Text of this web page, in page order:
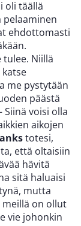
oli täällä
pelaaminen
ehdottomasti
Niillä
me pystytään
päästä
Siinä voisi olla
aikojen
totesi,
että oltaisiin
hävitä
sitä haluaisi
mutta
on ollut
vie johonkin